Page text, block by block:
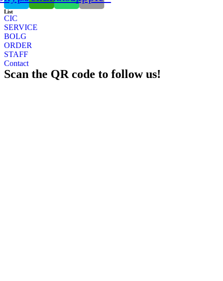
List
CIC
SERVICE
BOLG
ORDER
STAFF
Contact
Scan the QR code to follow us!